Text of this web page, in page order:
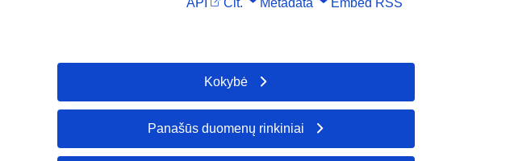
Kokybė
Panašūs duomenų rinkiniai